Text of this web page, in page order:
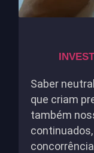
Saber
que criam
também